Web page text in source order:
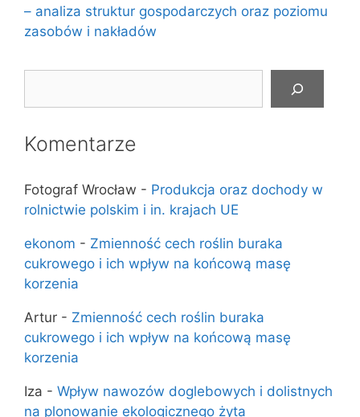
– analiza struktur gospodarczych oraz poziomu
zasobów i nakładów
Komentarze
Fotograf Wrocław - Produkcja oraz dochody w
rolnictwie polskim i in. krajach UE
ekonom - Zmienność cech roślin buraka
cukrowego i ich wpływ na końcową masę
korzenia
Artur - Zmienność cech roślin buraka
cukrowego i ich wpływ na końcową masę
korzenia
Iza - Wpływ nawozów doglebowych i dolistnych
na plonowanie ekologicznego żyta